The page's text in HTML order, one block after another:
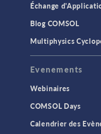
Échange
Blog COMSOL
Multiphysics
Evenements
Webinaires
COMSOL Days
Calendrier des